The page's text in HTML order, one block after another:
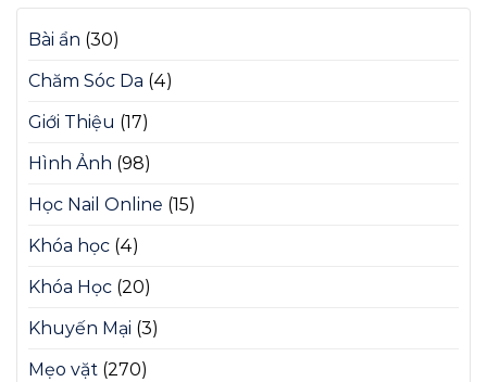
Bài ẩn (30)
Chăm Sóc Da (4)
Giới Thiệu (17)
Hình Ảnh (98)
Học Nail Online (15)
Khóa học (4)
Khóa Học (20)
Khuyến Mại (3)
Mẹo vặt (270)